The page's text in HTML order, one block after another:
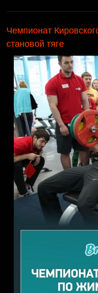
Чемпионат
становой тяге